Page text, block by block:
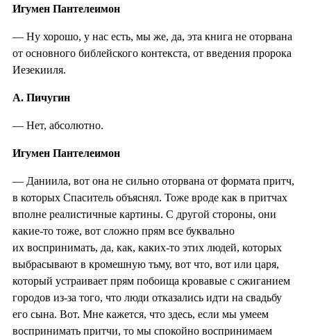
Игумен Пантелеимон
— Ну хорошо, у нас есть, мы же, да, эта книга не оторвана
от основного библейского контекста, от введения пророка
Иезекииля.
А. Пичугин
— Нет, абсолютно.
Игумен Пантелеимон
— Даниила, вот она не сильно оторвана от формата притч,
в которых Спаситель объяснял. Тоже вроде как в притчах
вполне реалистичные картины. С другой стороны, они
какие-то тоже, вот сложно прям все буквально
их воспринимать, да, как, каких-то этих людей, которых
выбрасывают в кромешную тьму, вот что, вот или царя,
который устраивает прям побоища кровавые с сжиганием
городов из-за того, что люди отказались идти на свадьбу
его сына. Вот. Мне кажется, что здесь, если мы умеем
воспринимать притчи, то мы спокойно воспринимаем